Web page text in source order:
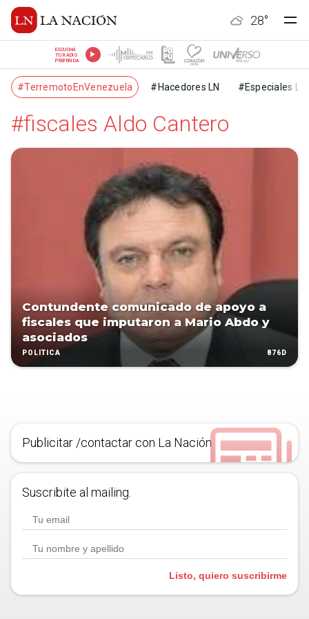
28°
ESCUCHÁ
TU RADIO
PREFERIDA
#TerremotoEnVenezuela #Hacedores LN #Especiales LN
#fiscales Aldo Cantero
Contundente comunicado de apoyo a
fiscales que imputaron a Mario Abdo y
asociados
POLÍTICA 876D
Publicitar /contactar con La Nación
Suscribite al mailing.
Listo, quiero suscribirme